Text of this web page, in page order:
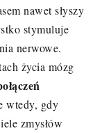
nawet słyszy
stymuluje
nerwowe.
życia mózg
wtedy, gdy
zmysłów